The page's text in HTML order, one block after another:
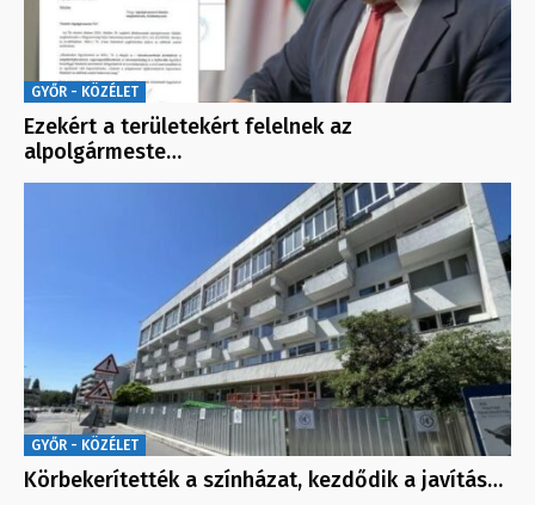
GYŐR - KÖZÉLET
Ezekért a területekért felelnek az
alpolgármeste…
GYŐR - KÖZÉLET
Körbekerítették a színházat, kezdődik a javítás…